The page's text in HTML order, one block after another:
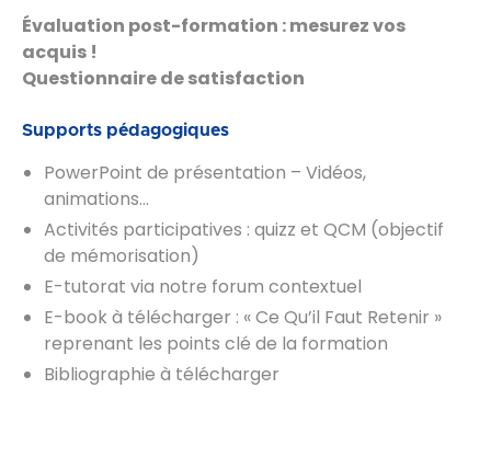
Évaluation post-formation : mesurez vos
acquis !
Questionnaire de satisfaction
Supports pédagogiques
PowerPoint de présentation – Vidéos,
animations…
Activités participatives : quizz et QCM (objectif
de mémorisation)
E-tutorat via notre forum contextuel
E-book à télécharger : « Ce Qu’il Faut Retenir »
reprenant les points clé de la formation
Bibliographie à télécharger